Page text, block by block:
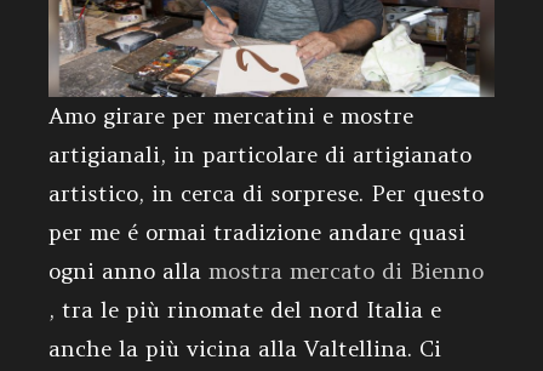
Amo girare per mercatini e mostre
artigianali, in particolare di artigianato
artistico, in cerca di sorprese. Per questo
per me é ormai tradizione andare quasi
ogni anno alla mostra mercato di Bienno
, tra le più rinomate del nord Italia e
anche la più vicina alla Valtellina. Ci